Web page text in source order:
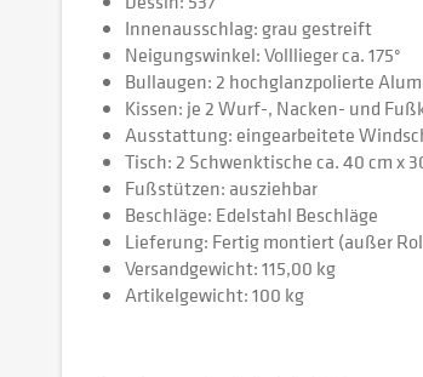
Innenausschlag: grau gestreift
Neigungswinkel: Volllieger ca. 175°
Bullaugen: 2 hochglanzpolierte
Kissen: je 2 Wurf-, Nacken- und
Ausstattung: eingearbeitete
Tisch: 2 Schwenktische ca. 40 cm x
Fußstützen: ausziehbar
Beschläge: Edelstahl Beschläge
Lieferung: Fertig montiert (außer
Versandgewicht: 115,00 kg
Artikelgewicht: 100 kg